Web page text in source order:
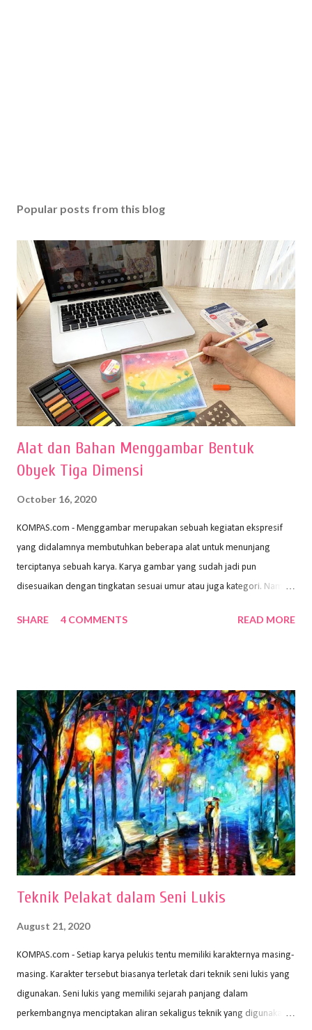
Popular posts from this blog
Alat dan Bahan Menggambar Bentuk
Obyek Tiga Dimensi
October 16, 2020
KOMPAS.com - Menggambar merupakan sebuah kegiatan ekspresif
yang didalamnya membutuhkan beberapa alat untuk menunjang
terciptanya sebuah karya. Karya gambar yang sudah jadi pun
disesuaikan dengan tingkatan sesuai umur atau juga kategori. Namun,
sehingga hasilnya bisa dilihat. Peran alat dan bahan sangat
memiliki spesifikasi berbeda sesuai jenisnya. Berikut peralatan
menggambar bentuk: 1. Kertas Gambar Kegiatan menggambar
membutuhkan kertas yang baik agar proses pembuatan gambar lebih
nyaman dan maksimal. Bahan kertas yang baik salah satu syaratnya
adalah tidak mudah sobek, mengingat menggambar merupakan
proses menggores dan menghapus. Kertas adalah bahan yang paling
ideal digunakan untuk menggambar. Dalam menggambar
menggunakan pen...
SHARE 4 COMMENTS READ MORE
Teknik Pelakat dalam Seni Lukis
August 21, 2020
KOMPAS.com - Setiap karya pelukis tentu memiliki karakternya masing-
masing. Karakter tersebut biasanya terletak dari teknik seni lukis yang
digunakan. Seni lukis yang memiliki sejarah panjang dalam
perkembangnya menciptakan aliran sekaligus teknik yang digunakan.